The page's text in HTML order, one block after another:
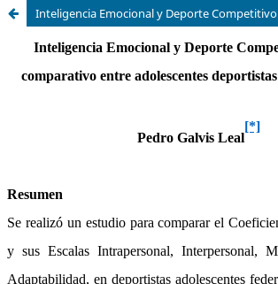
Inteligencia Emocional y Deporte Competitivo